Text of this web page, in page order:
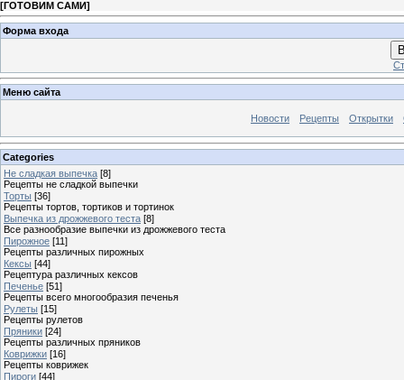
[ГОТОВИМ САМИ]
Форма входа
Меню сайта
Новости Рецепты Открытки
Categories
Не сладкая выпечка [8]
Рецепты не сладкой выпечки
Торты [36]
Рецепты тортов, тортиков и тортинок
Выпечка из дрожжевого теста [8]
Все разнообразие выпечки из дрожжевого теста
Пирожное [11]
Рецепты различных пирожных
Кексы [44]
Рецептура различных кексов
Печенье [51]
Рецепты всего многообразия печенья
Рулеты [15]
Рецепты рулетов
Пряники [24]
Рецепты различных пряников
Коврижки [16]
Рецепты коврижек
Пироги [44]